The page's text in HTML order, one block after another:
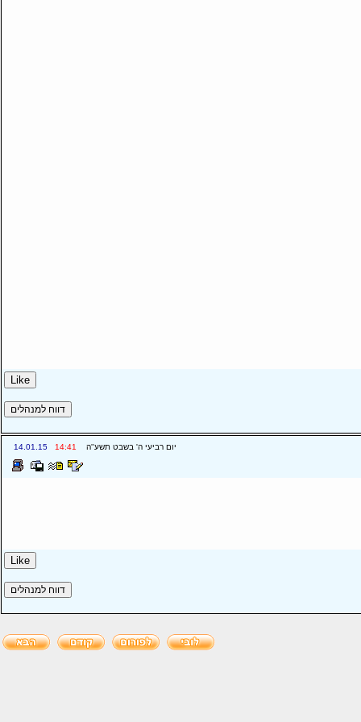
יום רביעי ה' בשבט תשע''ה 14:41
14.01.15